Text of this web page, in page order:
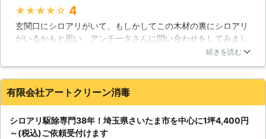
■建物：木造2階建て ■建坪：不明 ■
築年数：不明 →→→施工料金21,600
千代田区在住 匿名 [ご依頼内容] シロ
アリ駆除を希望。 ■発生場所：自宅
内【複数箇所】 ■建物：木造 ■建
→→→施工料金23,700円(税込)にて対
応 ※上記価格は過去に対応した案件を
る薬剤・建築・木材などの知識も豊富
です。 そのため、お客様の住まいや
被害状況に合わせた適切で安全な駆除
作業のご提案が可能です。 調査は無
料ですので、まずはお気軽にお問い合
わせください。 <5年保証【「しろあ
2通りをご用意！施工後のアフターフ
ォローも万全> 弊社では施工後のアフ
★★★★★ 4
玄関口にシロアリがいて、もしかしてこの木材の裏にシロアリ
がいるかもと思い、アンチータさんに問い合わせをしてみまし
た。調査にきてもらい、玄関口の柱の中にシロアリがいまし
べきだったと後悔するのはさておき、すぐに駆除と予防をお願
いしました。予防に使う薬の詳細や、駆除の仕方など、詳しく
ロアリはいなくなり、柱の修繕も行ってもらえたので助かりま
続きを読む
有限会社アートクリーン消毒
シロアリ駆除専門38年！埼玉県さいたま市を中心に1坪4,400円
～(税込)ご依頼受付けます